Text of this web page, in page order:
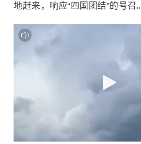
地赶来，响应“四国团结”的号召。